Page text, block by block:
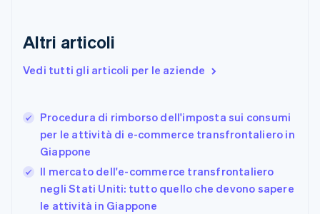
Altri articoli
Vedi tutti gli articoli per le aziende
Procedura di rimborso dell'imposta sui consumi
per le attività di e-commerce transfrontaliero in
Giappone
Il mercato dell'e-commerce transfrontaliero
negli Stati Uniti: tutto quello che devono sapere
le attività in Giappone
Emirati Arabi Uniti
English
Estonia
EnglishSvenska
Francia
Germania
DeutschEnglish
Giappone
日本語 English